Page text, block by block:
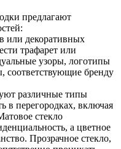
предлагают
или декоративных
трафарет или
узоры, логотипы
соответствующие бренду
различные типы
в перегородках, включая
стекло
а цветное
Прозрачное стекло,